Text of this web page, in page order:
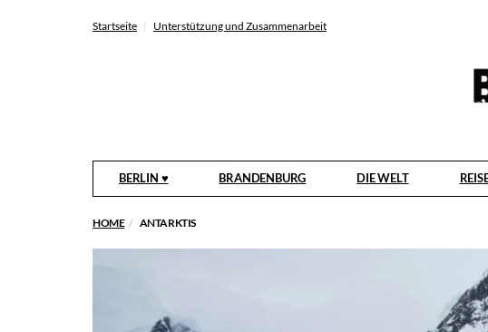
Startseite Unterstützung und Zusammenarbeit
BERLIN ♥ BRANDENBURG DIE WELT
HOME ANTARKTIS